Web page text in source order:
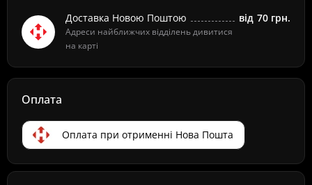
Доставка Новою Поштою
Адреси найближчих відділень дивитися
на карті
від 70 грн.
Оплата
Оплата при отрименні Нова Пошта